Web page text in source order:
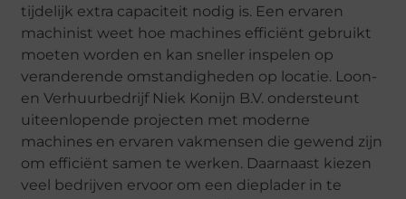
tijdelijk extra capaciteit nodig is. Een ervaren
machinist weet hoe machines efficiënt gebruikt
moeten worden en kan sneller inspelen op
veranderende omstandigheden op locatie. Loon-
en Verhuurbedrijf Niek Konijn B.V. ondersteunt
uiteenlopende projecten met moderne
machines en ervaren vakmensen die gewend zijn
om efficiënt samen te werken. Daarnaast kiezen
veel bedrijven ervoor om een dieplader in te